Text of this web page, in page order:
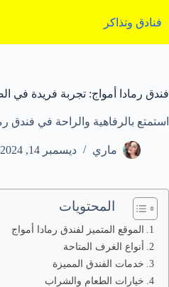
إلى
المحتوى
فنادق وتذاكر
فندق رمادا أمواج: تجربة فريدة في
استمتع بالرفاهية والراحة في
ماري ديسمبر 14, 2024
المحتويات
الموقع المتميز لفندق رمادا أمواج
أنواع الغرف المتاحة
خدمات الفندق المميزة
خيارات الطعام والشراب